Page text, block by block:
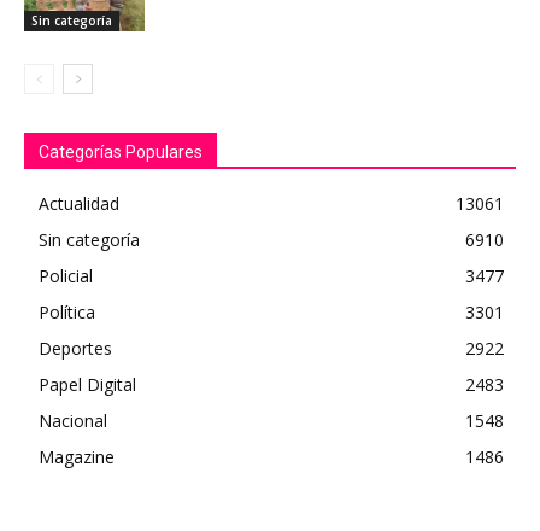
Sin categoría
Categorías Populares
Actualidad
13061
Sin categoría
6910
Policial
3477
Política
3301
Deportes
2922
Papel Digital
2483
Nacional
1548
Magazine
1486